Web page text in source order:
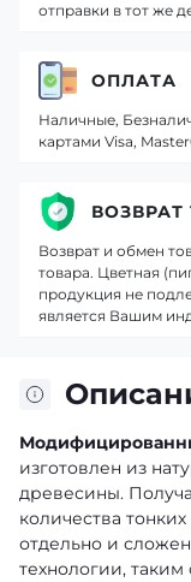
изготовлен из
древесины.
количества
отдельно и
технологии,
отправки в тот же
ОПЛАТА
Наличные,
картами Visa,
ВОЗВРАТ
Возврат и обмен
товара. Цветная
продукция не
является Вашим